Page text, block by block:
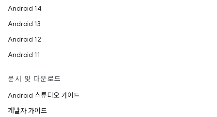
Android 14
Android 13
Android 12
Android 11
문서 및 다운로드
Android 스튜디오 가이드
개발자 가이드